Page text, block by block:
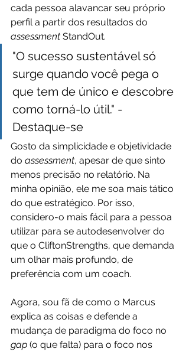
cada pessoa alavancar seu próprio
perfil a partir dos resultados do
assessment StandOut.
"O sucesso sustentável só
surge quando você pega o
que tem de único e descobre
como torná-lo útil." -
Destaque-se
Gosto da simplicidade e objetividade
do assessment, apesar de que sinto
menos precisão no relatório. Na
minha opinião, ele me soa mais tático
do que estratégico. Por isso,
considero-o mais fácil para a pessoa
utilizar para se autodesenvolver do
que o CliftonStrengths, que demanda
um olhar mais profundo, de
preferência com um coach.
Agora, sou fã de como o Marcus
explica as coisas e defende a
mudança de paradigma do foco no
gap (o que falta) para o foco nos